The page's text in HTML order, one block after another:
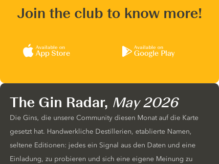
Join the club to know more!
Available on
App Store
Available on
Google Play
The Gin Radar, May 2026
Die Gins, die unsere Community diesen Monat auf die Karte
gesetzt hat. Handwerkliche Destillerien, etablierte Namen,
seltene Editionen: jedes ein Signal aus den Daten und eine
Einladung, zu probieren und sich eine eigene Meinung zu